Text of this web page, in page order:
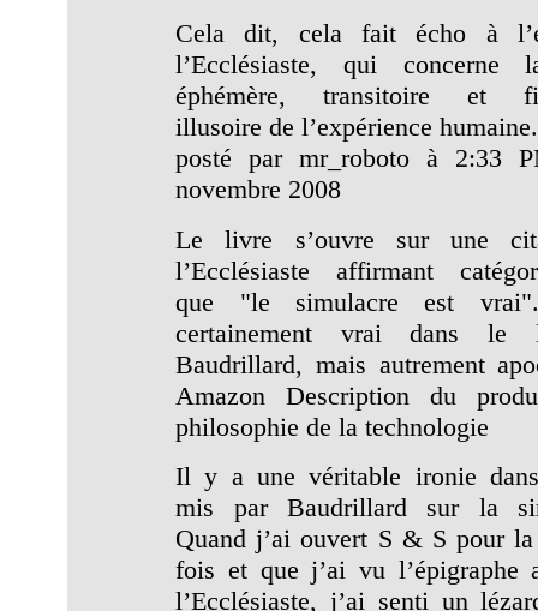
Cela dit, cela fait écho à
l’Ecclésiaste, qui concerne
éphémère, transitoire et
illusoire de l’expérience humaine.
posté par mr_roboto à 2:33
novembre 2008
Le livre s’ouvre sur une
l’Ecclésiaste affirmant
que "le simulacre est
certainement vrai dans le
Baudrillard, mais autrement
Amazon Description du
philosophie de la technologie
Il y a une véritable ironie dans
mis par Baudrillard sur la
Quand j’ai ouvert S & S pour la
fois et que j’ai vu l’épigraphe
l’Ecclésiaste, j’ai senti un